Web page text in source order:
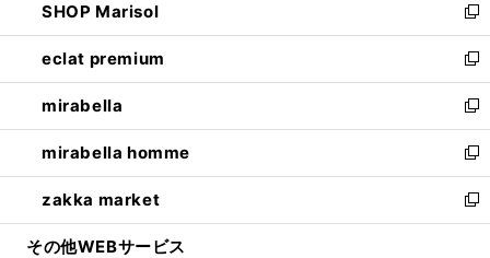
く
で
開
く
ド
ウ
で
開
く
ィ
ン
ド
ウ
で
開
く
い
ウ
ィ
ン
ド
ウ
で
開
く
SHOP Marisol
新
し
い
ウ
ィ
ン
ド
ウ
で
開
eclat premium
新
し
い
ウ
ィ
ン
ド
ウ
mirabella
新
し
い
ウ
ィ
ン
mirabella homme
新
し
い
ウ
zakka market
新
し
その他WEBサービス